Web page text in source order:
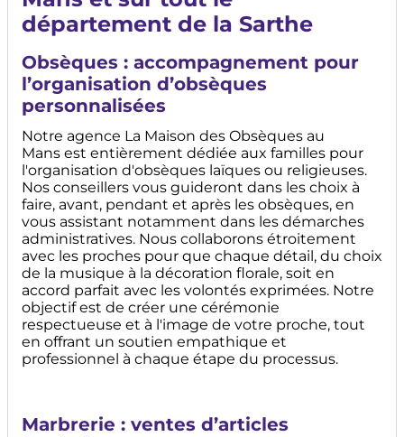
département de la Sarthe
Obsèques : accompagnement pour
l’organisation d’obsèques
personnalisées
Notre agence La Maison des Obsèques au
Mans est entièrement dédiée aux familles pour
l'organisation d'obsèques laïques ou religieuses.
Nos conseillers vous guideront dans les choix à
faire, avant, pendant et après les obsèques, en
vous assistant notamment dans les démarches
administratives. Nous collaborons étroitement
avec les proches pour que chaque détail, du choix
de la musique à la décoration florale, soit en
accord parfait avec les volontés exprimées. Notre
objectif est de créer une cérémonie
respectueuse et à l'image de votre proche, tout
en offrant un soutien empathique et
professionnel à chaque étape du processus.
Marbrerie : ventes d’articles